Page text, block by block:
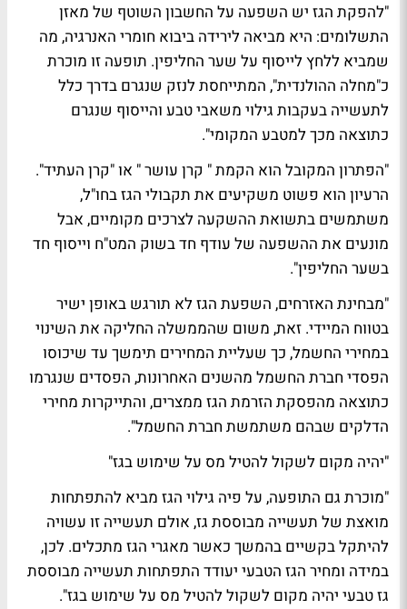
"להפקת הגז יש השפעה על החשבון השוטף של מאזן
התשלומים: היא מביאה לירידה ביבוא חומרי האנרגיה, מה
שמביא ללחץ לייסוף על שער החליפין. תופעה זו מוכרת
כ"מחלה ההולנדית", המתייחסת לנזק שנגרם בדרך כלל
לתעשייה בעקבות גילוי משאבי טבע והייסוף שנגרם
כתוצאה מכך למטבע המקומי".
"הפתרון המקובל הוא הקמת " קרן עושר" או "קרן העתיד".
הרעיון הוא פשוט משקיעים את תקבולי הגז בחו"ל,
משתמשים בתשואת ההשקעה לצרכים מקומיים, אבל
מונעים את ההשפעה של עודף חד בשוק המט"ח וייסוף חד
בשער החליפין".
"מבחינת האזרחים, השפעת הגז לא תורגש באופן ישיר
בטווח המיידי. זאת, משום שהממשלה החליקה את השינוי
במחירי החשמל, כך שעליית המחירים תימשך עד שיכוסו
הפסדי חברת החשמל מהשנים האחרונות, הפסדים שנגרמו
כתוצאה מהפסקת הזרמת הגז ממצרים, והתייקרות מחירי
הדלקים שבהם משתמשת חברת החשמל".
"יהיה מקום לשקול להטיל מס על שימוש בגז"
"מוכרת גם התופעה, על פיה גילוי הגז מביא להתפתחות
מואצת של תעשייה מבוססת גז, אולם תעשייה זו עשויה
להיתקל בקשיים בהמשך כאשר מאגרי הגז מתכלים. לכן,
במידה ומחיר הגז הטבעי יעודד התפתחות תעשייה מבוססת
גז טבעי יהיה מקום לשקול להטיל מס על שימוש בגז".